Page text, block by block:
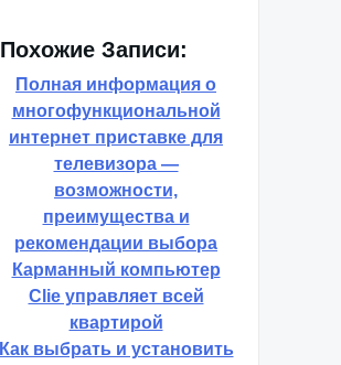
Похожие Записи:
Полная информация о
многофункциональной
интернет приставке для
телевизора —
возможности,
преимущества и
рекомендации выбора
Карманный компьютер
Clie управляет всей
квартирой
Как выбрать и установить